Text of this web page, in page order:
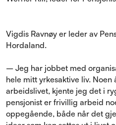
Vigdis Ravnøy er leder av
Hordaland.
– Jeg har jobbet med
hele mitt yrkesaktive liv.
arbeidslivet, kjente jeg det i
pensjonist er frivillig arbeid
oppegående, både når det